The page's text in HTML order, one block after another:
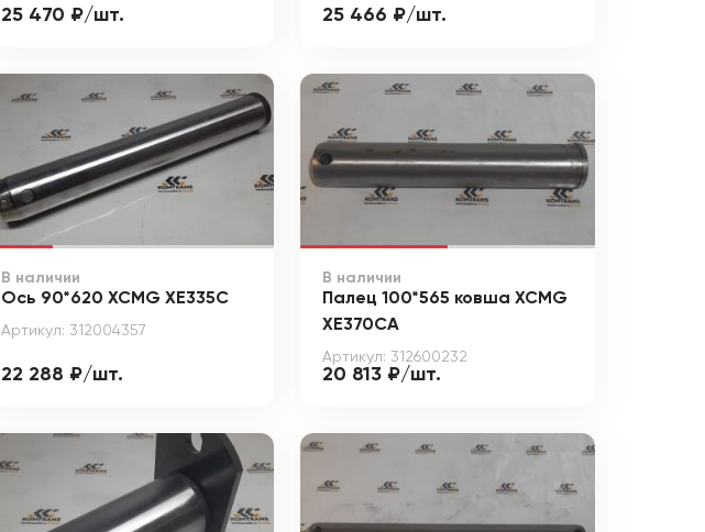
25 470 ₽/шт. 25 466 ₽/шт.
В наличии
Ось 90*620 XCMG XE335C
Артикул: 312004357
22 288 ₽/шт.
В наличии
Палец 100*565 ковша XCMG
XE370CA
Артикул: 312600232
20 813 ₽/шт.